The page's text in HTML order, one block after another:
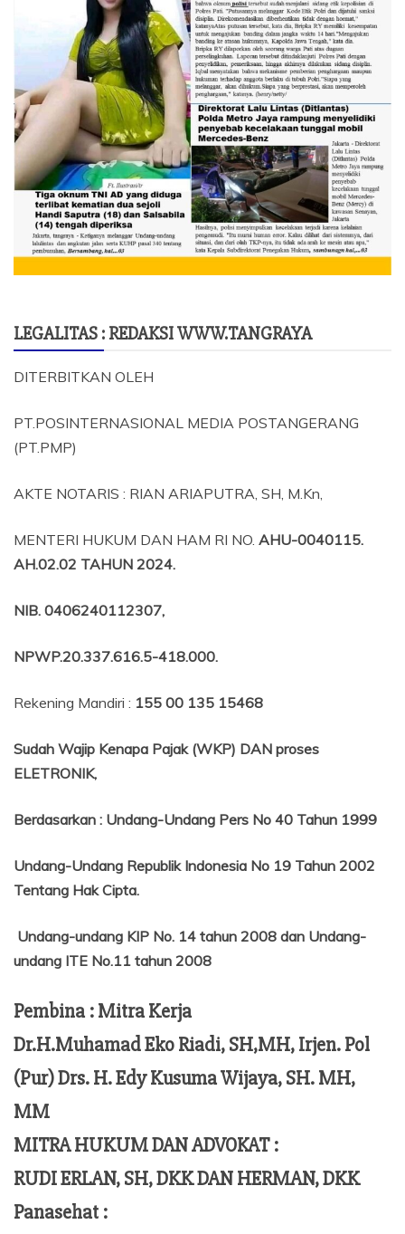
LEGALITAS : REDAKSI WWW.TANGRAYA
DITERBITKAN OLEH
PT.POSINTERNASIONAL MEDIA POSTANGERANG
(PT.PMP)
AKTE NOTARIS : RIAN ARIAPUTRA, SH, M.Kn,
MENTERI HUKUM DAN HAM RI NO. AHU-0040115.
AH.02.02 TAHUN 2024.
NIB. 0406240112307,
NPWP.20.337.616.5-418.000.
Rekening Mandiri : 155 00 135 15468
Sudah Wajip Kenapa Pajak (WKP) DAN proses
ELETRONIK,
Berdasarkan : Undang-Undang Pers No 40 Tahun 1999
Undang-Undang Republik Indonesia No 19 Tahun 2002
Tentang Hak Cipta.
Undang-undang KIP No. 14 tahun 2008 dan Undang-
undang ITE No.11 tahun 2008
Pembina : Mitra Kerja
Dr.H.Muhamad Eko Riadi, SH,MH, Irjen. Pol
(Pur) Drs. H. Edy Kusuma Wijaya, SH. MH,
MM
MITRA HUKUM DAN ADVOKAT :
RUDI ERLAN, SH, DKK DAN HERMAN, DKK
Panasehat :